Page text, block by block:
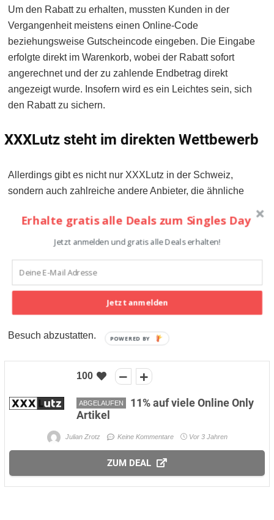
Um den Rabatt zu erhalten, mussten Kunden in der
Vergangenheit meistens einen Online-Code
beziehungsweise Gutscheincode eingeben. Die Eingabe
erfolgte direkt im Warenkorb, wobei der Rabatt sofort
angerechnet und der zu zahlende Endbetrag direkt
angezeigt wurde. Insofern wird es ein Leichtes sein, sich
den Rabatt zu sichern.
XXXLutz steht im direkten Wettbewerb
Allerdings gibt es nicht nur XXXLutz in der Schweiz,
sondern auch zahlreiche andere Anbieter, die ähnliche
BeispielMöbel Pfister ,mutoni möbeloderIKEA.
sind, dürfte es spannend werden, wie sich die
Konkurrenten am 11. November versuchen zu unterbieten.
Aus diesem Grund kann es sinnvoll sein, auf der Suche
Besuch abzustatten.
100
ABGELAUFEN
11% auf viele Online Only
Artikel
Julian Zrotz Keine Kommentare Vor 3 Jahren
ZUM DEAL
Erhalte gratis alle Deals zum Singles Day
Jetzt anmelden und gratis alle Deals erhalten!
Jetzt anmelden
POWERED BY